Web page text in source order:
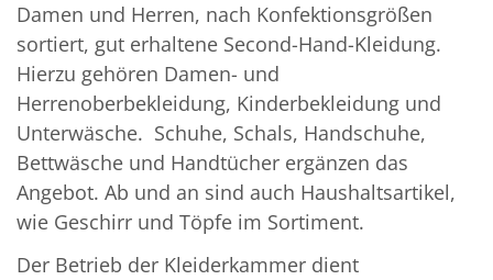
Damen und Herren, nach Konfektionsgrößen
sortiert, gut erhaltene Second-Hand-Kleidung.
Hierzu gehören Damen- und
Herrenoberbekleidung, Kinderbekleidung und
Unterwäsche. Schuhe, Schals, Handschuhe,
Bettwäsche und Handtücher ergänzen das
Angebot. Ab und an sind auch Haushaltsartikel,
wie Geschirr und Töpfe im Sortiment.
Der Betrieb der Kleiderkammer dient